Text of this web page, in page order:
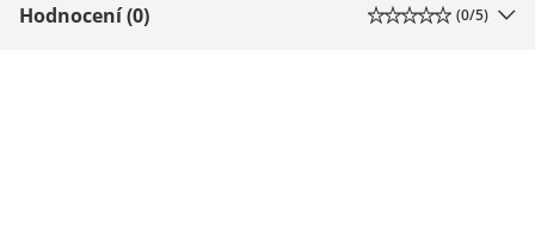
Hodnocení (0) (0/5)